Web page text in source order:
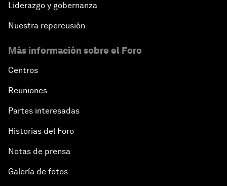
Liderazgo y gobernanza
Nuestra repercusión
Más información sobre el Foro
Centros
Reuniones
Partes interesadas
Historias del Foro
Notas de prensa
Galería de fotos